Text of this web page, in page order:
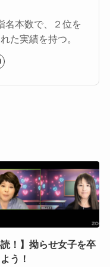
名本数で、２位を
た実績を持つ。
読！】拗らせ女子を卒
う！